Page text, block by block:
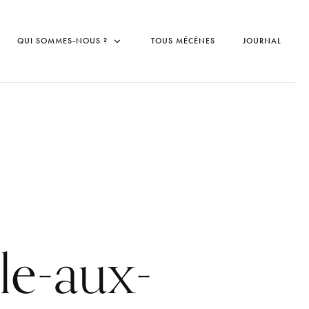
QUI SOMMES-NOUS ? TOUS MÉCÉNES JOURNAL
aux-